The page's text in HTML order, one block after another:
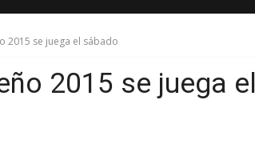
2015 se juega el sábado
2015 se juega el